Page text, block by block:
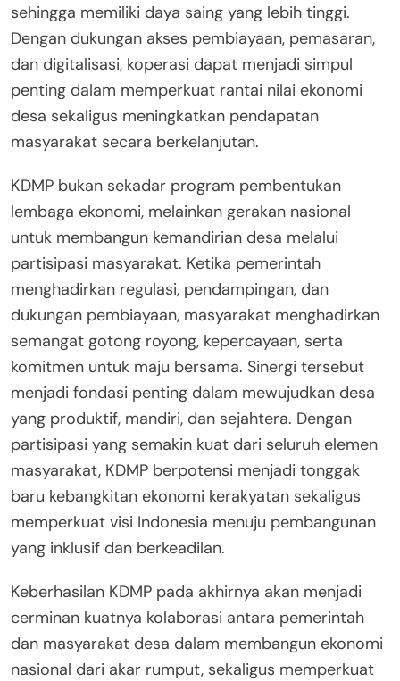
sehingga memiliki daya saing yang lebih tinggi.
Dengan dukungan akses pembiayaan, pemasaran,
dan digitalisasi, koperasi dapat menjadi simpul
penting dalam memperkuat rantai nilai ekonomi
desa sekaligus meningkatkan pendapatan
masyarakat secara berkelanjutan.
KDMP bukan sekadar program pembentukan
lembaga ekonomi, melainkan gerakan nasional
untuk membangun kemandirian desa melalui
partisipasi masyarakat. Ketika pemerintah
menghadirkan regulasi, pendampingan, dan
dukungan pembiayaan, masyarakat menghadirkan
semangat gotong royong, kepercayaan, serta
komitmen untuk maju bersama. Sinergi tersebut
menjadi fondasi penting dalam mewujudkan desa
yang produktif, mandiri, dan sejahtera. Dengan
partisipasi yang semakin kuat dari seluruh elemen
masyarakat, KDMP berpotensi menjadi tonggak
baru kebangkitan ekonomi kerakyatan sekaligus
memperkuat visi Indonesia menuju pembangunan
yang inklusif dan berkeadilan.
Keberhasilan KDMP pada akhirnya akan menjadi
cerminan kuatnya kolaborasi antara pemerintah
dan masyarakat desa dalam membangun ekonomi
nasional dari akar rumput, sekaligus memperkuat